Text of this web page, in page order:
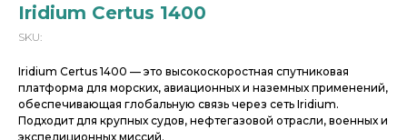
Iridium Certus 1400
SKU:
Iridium Certus 1400 — это высокоскоростная спутниковая
платформа для морских, авиационных и наземных применений,
обеспечивающая глобальную связь через сеть Iridium.
Подходит для крупных судов, нефтегазовой отрасли, военных и
экспедиционных миссий.